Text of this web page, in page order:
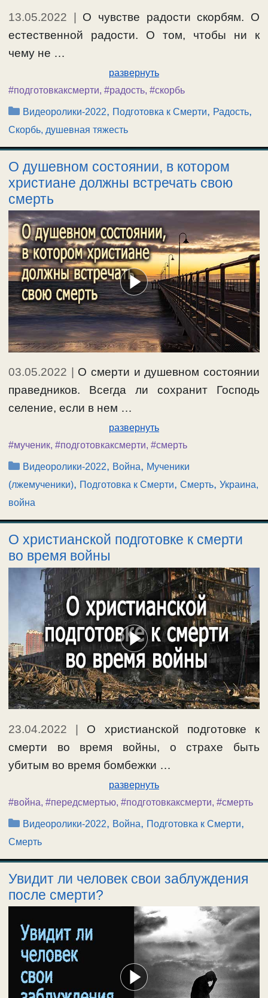
13.05.2022 | О чувстве радости скорбям. О
естественной радости. О том, чтобы ни к
чему не …
развернуть
#подготовкаксмерти, #радость, #скорбь
Рубрики
Видеоролики-2022, Подготовка к Смерти, Радость,
Скорбь, душевная тяжесть
О душевном состоянии, в котором
христиане должны встречать свою
смерть
03.05.2022
О смерти и душевном состоянии
праведников. Всегда ли сохранит Господь
селение, если в нем …
развернуть
#мученик, #подготовкаксмерти, #смерть
Рубрики
Видеоролики-2022, Война, Мученики
(лжемученики), Подготовка к Смерти, Смерть, Украина,
война
О христианской подготовке к смерти
во время войны
23.04.2022 | О христианской подготовке к
смерти во время войны, о страхе быть
убитым во время бомбежки …
развернуть
#война, #передсмертью, #подготовкаксмерти, #смерть
Рубрики
Видеоролики-2022, Война, Подготовка к Смерти,
Смерть
Увидит ли человек свои заблуждения
после смерти?